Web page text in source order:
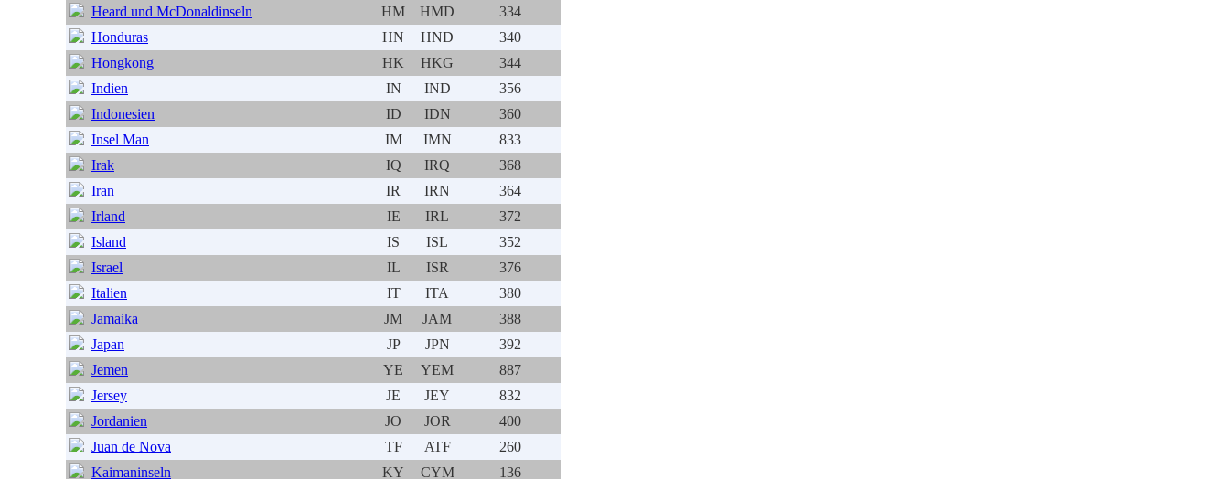
Heard und McDonaldinseln
HM HMD
334
Honduras
HN HND
340
Hongkong
HK HKG
344
Indien
IN IND
356
Indonesien
ID IDN
360
Insel Man
IM IMN
833
Irak
IQ IRQ
368
Iran
IR IRN
364
Irland
IE IRL
372
Island
IS ISL
352
Israel
IL ISR
376
Italien
IT ITA
380
Jamaika
JM JAM
388
Japan
JP JPN
392
Jemen
YE YEM
887
Jersey
JE JEY
832
Jordanien
JO JOR
400
Juan de Nova
TF ATF
260
Kaimaninseln
KY CYM 136